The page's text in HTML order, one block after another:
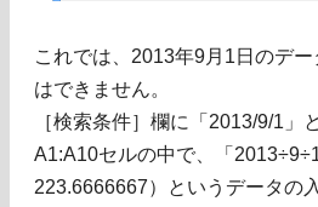
これでは、2013年9月1日のデ
はできません。
［検索条件］欄に「2013/9/1」
A1:A10セルの中で、「
223.6666667）というデータの